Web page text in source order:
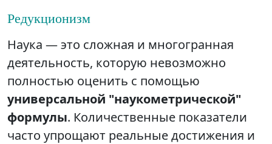
Редукционизм
Наука — это сложная и многогранная
деятельность, которую невозможно
полностью оценить с помощью
универсальной "наукометрической"
формулы. Количественные показатели
часто упрощают реальные достижения и